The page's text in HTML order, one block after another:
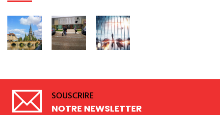
SOUSCRIRE
NOTRE NEWSLETTER